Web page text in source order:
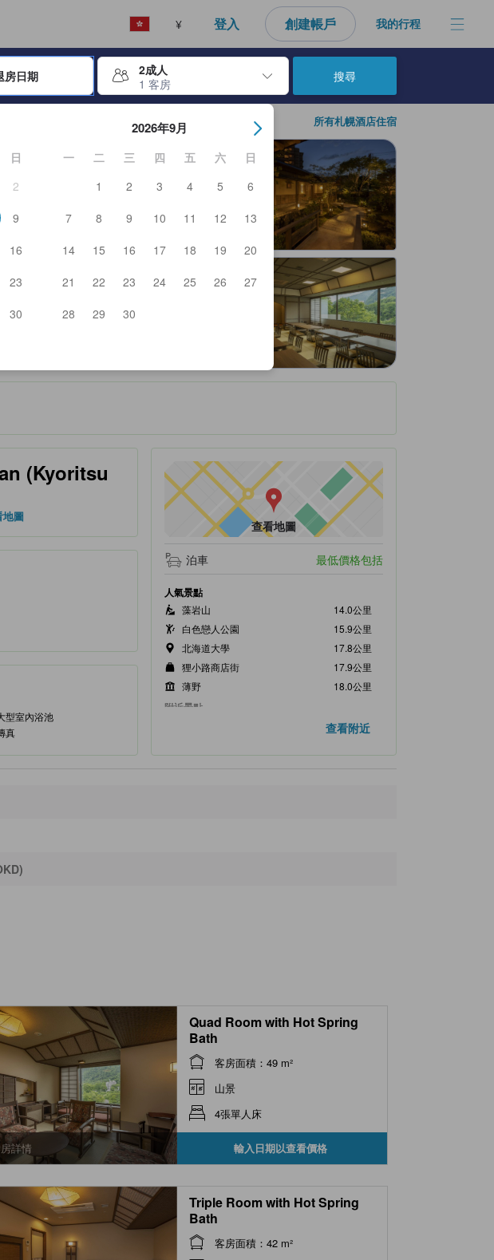
¥ 登入 創建帳戶 我的行程
房日期
2成人
1 客房
向鍵瀏覽入住和退房日期。使用Enter鍵選擇日期後，入住日期將會選取。請重覆相同步驟以選
日
2
9
16
23
30
2026年9月
一 二 三 四 五 六
日
1
2 3 4 5
6
7
8 9 10 11 12
13
14
15 16 17 18 19
20
21
22 23 24 25 26
27
28
29 30
搜尋
所有札幌酒店住宿
(Kyoritsu
圖
型室內浴池
真
查看地圖
泊車 最低價格包括
人氣景點
藻岩山
14.0公里
白色戀人公園
15.9公里
北海道大學
17.8公里
狸小路商店街
17.9公里
薄野
18.0公里
附近景點
150 米
查看附近
詳情
Quad Room with Hot Spring
Bath
客房面積：49 m²
山景
4張單人床
輸入日期以查看價格
Triple Room with Hot Spring
Bath
客房面積：42 m²